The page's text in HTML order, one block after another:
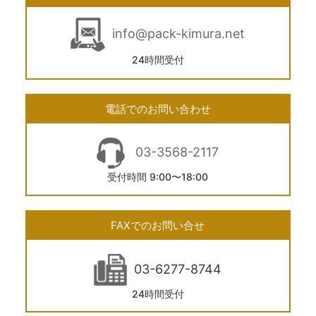
info@pack-kimura.net
24時間受付
電話でのお問い合わせ
03-3568-2117
受付時間 9:00〜18:00
FAXでのお問い合せ
03-6277-8744
24時間受付